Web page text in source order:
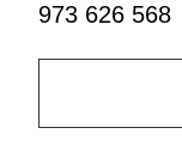
973 626 568